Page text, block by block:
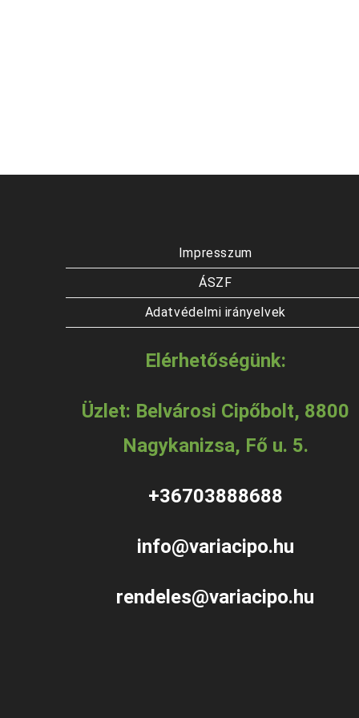
Impresszum
ÁSZF
Adatvédelmi irányelvek
Elérhetőségünk:
Üzlet: Belvárosi Cipőbolt, 8800
Nagykanizsa, Fő u. 5.
+36703888688
info@variacipo.hu
rendeles@variacipo.hu